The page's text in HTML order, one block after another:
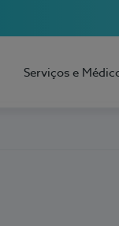
Serviços e